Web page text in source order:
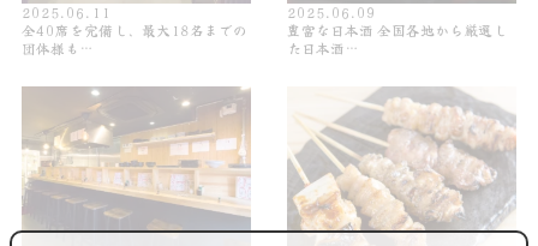
2025.06.11
全40席を完備し、最大18名までの
団体様も…
2025.06.09
豊富な日本酒 全国各地から厳選し
た日本酒…